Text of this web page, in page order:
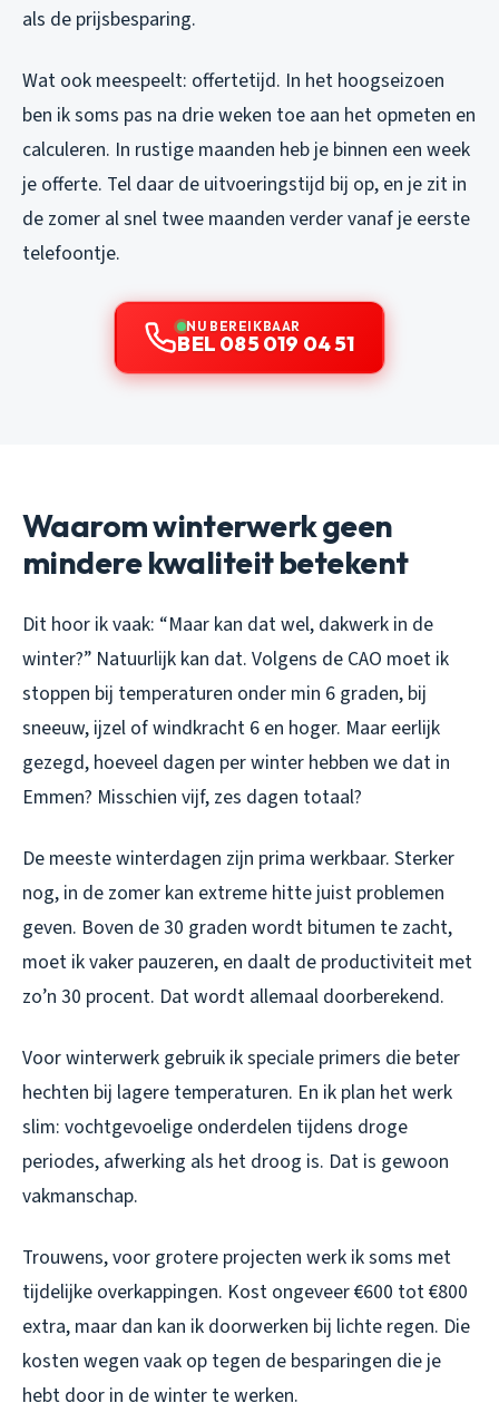
als de prijsbesparing.
Wat ook meespeelt: offertetijd. In het hoogseizoen
ben ik soms pas na drie weken toe aan het opmeten en
calculeren. In rustige maanden heb je binnen een week
je offerte. Tel daar de uitvoeringstijd bij op, en je zit in
de zomer al snel twee maanden verder vanaf je eerste
telefoontje.
NU BEREIKBAAR
BEL 085 019 04 51
Waarom winterwerk geen
mindere kwaliteit betekent
Dit hoor ik vaak: “Maar kan dat wel, dakwerk in de
winter?” Natuurlijk kan dat. Volgens de CAO moet ik
stoppen bij temperaturen onder min 6 graden, bij
sneeuw, ijzel of windkracht 6 en hoger. Maar eerlijk
gezegd, hoeveel dagen per winter hebben we dat in
Emmen? Misschien vijf, zes dagen totaal?
De meeste winterdagen zijn prima werkbaar. Sterker
nog, in de zomer kan extreme hitte juist problemen
geven. Boven de 30 graden wordt bitumen te zacht,
moet ik vaker pauzeren, en daalt de productiviteit met
zo’n 30 procent. Dat wordt allemaal doorberekend.
Voor winterwerk gebruik ik speciale primers die beter
hechten bij lagere temperaturen. En ik plan het werk
slim: vochtgevoelige onderdelen tijdens droge
periodes, afwerking als het droog is. Dat is gewoon
vakmanschap.
Trouwens, voor grotere projecten werk ik soms met
tijdelijke overkappingen. Kost ongeveer €600 tot €800
extra, maar dan kan ik doorwerken bij lichte regen. Die
kosten wegen vaak op tegen de besparingen die je
hebt door in de winter te werken.